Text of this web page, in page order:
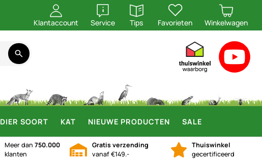
Klantaccount Service
openen
Tips
openen
Favorieten Winkelwagen
DIER SOORT KAT NIEUWE PRODUCTEN SALE
Meer dan750.000
klanten
Gratis verzending
vanaf €149.-
Thuiswinkel
gecertificeerd